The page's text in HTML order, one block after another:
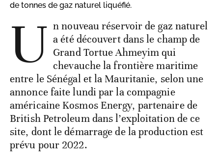
de tonnes de gaz naturel liquéfié.
U n nouveau réservoir de gaz naturel
a été découvert dans le champ de
Grand Tortue Ahmeyim qui
chevauche la frontière maritime
entre le Sénégal et la Mauritanie, selon une
annonce faite lundi par la compagnie
américaine Kosmos Energy, partenaire de
British Petroleum dans l’exploitation de ce
site, dont le démarrage de la production est
prévu pour 2022.